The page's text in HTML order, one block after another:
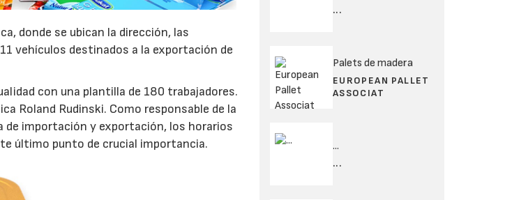
donde se ubican la dirección, las
vehículos destinados a la exportación de
con una plantilla de 180 trabajadores.
Roland Rudinski. Como responsable de la
de importación y exportación, los horarios
último punto de crucial importancia.
...
Palets de madera
EUROPEAN PALLET
ASSOCIAT
...
...